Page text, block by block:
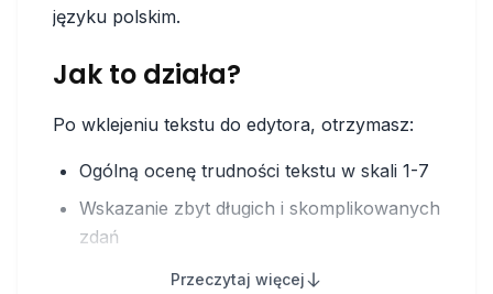
języku polskim.
Jak to działa?
Po wklejeniu tekstu do edytora, otrzymasz:
Ogólną ocenę trudności tekstu w skali 1-7
Wskazanie zbyt długich i skomplikowanych
zdań
Sugestie uproszczeń dla trudnych
Przeczytaj więcej